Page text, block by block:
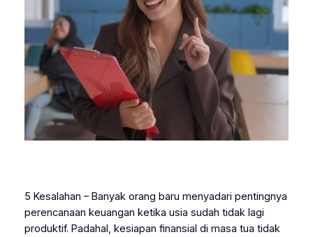
5 Kesalahan – Banyak orang baru menyadari pentingnya
perencanaan keuangan ketika usia sudah tidak lagi
produktif. Padahal, kesiapan finansial di masa tua tidak